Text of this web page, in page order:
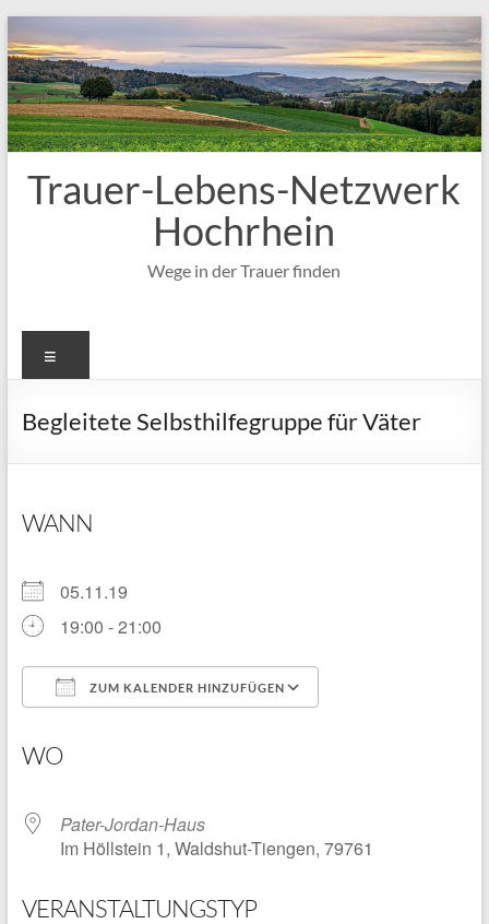
Inhalt
springen
Trauer-Lebens-Netzwerk
Hochrhein
Wege in der Trauer finden
Begleitete Selbsthilfegruppe für Väter
WANN
05.11.19
19:00 - 21:00
ZUM KALENDER HINZUFÜGEN
WO
Pater-Jordan-Haus
Im Höllstein 1, Waldshut-Tiengen, 79761
VERANSTALTUNGSTYP